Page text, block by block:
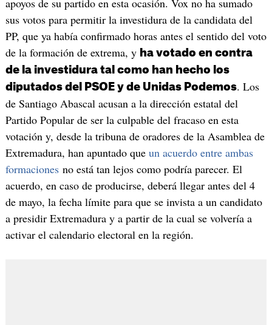
apoyos de su partido en esta ocasión. Vox no ha sumado
sus votos para permitir la investidura de la candidata del
PP, que ya había confirmado horas antes el sentido del voto
de la formación de extrema, y ha votado en contra
de la investidura tal como han hecho los
diputados del PSOE y de Unidas Podemos. Los
de Santiago Abascal acusan a la dirección estatal del
Partido Popular de ser la culpable del fracaso en esta
votación y, desde la tribuna de oradores de la Asamblea de
Extremadura, han apuntado que un acuerdo entre ambas
formacionesno está tan lejos como podría parecer. El
acuerdo, en caso de producirse, deberá llegar antes del 4
de mayo, la fecha límite para que se invista a un candidato
a presidir Extremadura y a partir de la cual se volvería a
activar el calendario electoral en la región.